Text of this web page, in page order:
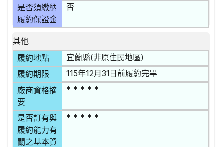
是否須繳納
履約保證金
否
其他
履約地點
宜蘭縣(非原住民地區)
履約期限 115年12月31日前履約完畢
廠商資格摘
要
* * * * *
是否訂有與
履約能力有
關之基本資
* * * * *